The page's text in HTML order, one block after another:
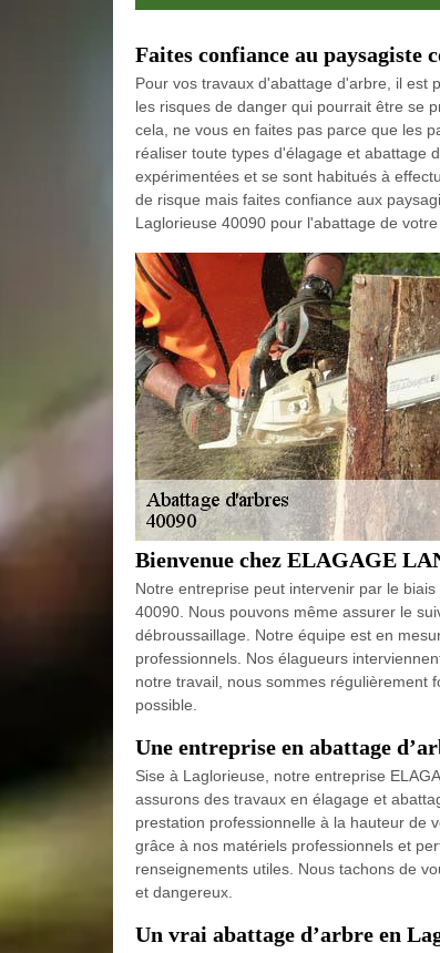
Faites confiance au paysagiste
Pour vos travaux d'abattage d'arbre, il est
les risques de danger qui pourrait être se
cela, ne vous en faites pas parce que les
réaliser toute types d'élagage et abattage
expérimentées et se sont habitués à
de risque mais faites confiance aux
Laglorieuse 40090 pour l'abattage de
Bienvenue chez ELAGAGE
Notre entreprise peut intervenir par le
40090. Nous pouvons même assurer le
débroussaillage. Notre équipe est en
professionnels. Nos élagueurs
notre travail, nous sommes régulièrement
possible.
Une entreprise en abattage
Sise à Laglorieuse, notre entreprise
assurons des travaux en élagage et
prestation professionnelle à la hauteur de
grâce à nos matériels professionnels et
renseignements utiles. Nous tachons de
et dangereux.
Un vrai abattage d’arbre en